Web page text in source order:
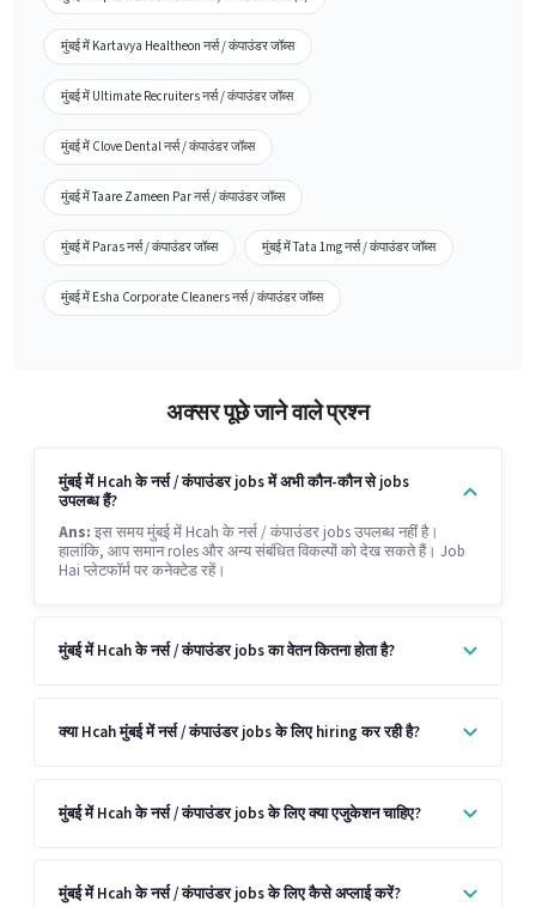
मुंबई में Kartavya Healtheon नर्स / कंपाउंडर जॉब्स
मुंबई में Ultimate Recruiters नर्स / कंपाउंडर जॉब्स
मुंबई में Clove Dental नर्स / कंपाउंडर जॉब्स
मुंबई में Taare Zameen Par नर्स / कंपाउंडर जॉब्स
मुंबई में Paras नर्स / कंपाउंडर जॉब्स मुंबई में Tata 1mg नर्स / कंपाउंडर जॉब्स
मुंबई में Esha Corporate Cleaners नर्स / कंपाउंडर जॉब्स
अक्सर पूछे जाने वाले प्रश्न
मुंबई में Hcah के नर्स / कंपाउंडर jobs में अभी कौन-कौन से jobs
उपलब्ध हैं?
Ans: इस समय मुंबई में Hcah के नर्स / कंपाउंडर jobs उपलब्ध नहीं है।
हालांकि, आप समान roles और अन्य संबंधित विकल्पों को देख सकते हैं। Job
Hai प्लेटफॉर्म पर कनेक्टेड रहें।
मुंबई में Hcah के नर्स / कंपाउंडर jobs का वेतन कितना होता है?
क्या Hcah मुंबई में नर्स / कंपाउंडर jobs के लिए hiring कर रही है?
मुंबई में Hcah के नर्स / कंपाउंडर jobs के लिए क्या एजुकेशन चाहिए?
मुंबई में Hcah के नर्स / कंपाउंडर jobs के लिए कैसे अप्लाई करें?